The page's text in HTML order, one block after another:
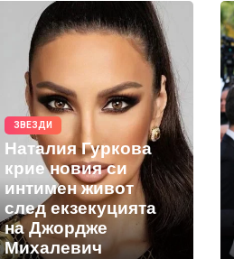
ЗВЕЗДИ
Наталия Гуркова
крие новия си
интимен живот
след екзекуцията
на Джордже
Михалевич